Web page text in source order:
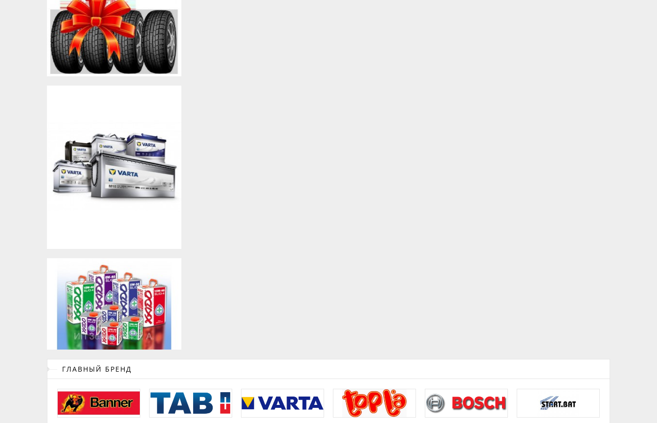
ГЛАВНЫЙ БРЕНД